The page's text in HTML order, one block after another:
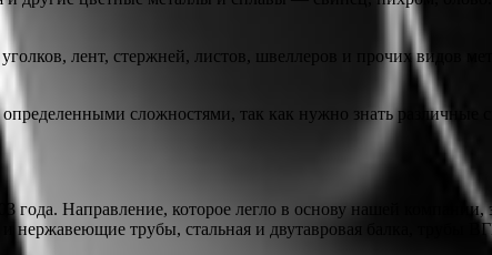
лент, стержней, листов, швеллеров и прочих видов
сложностями, так как нужно знать
года. Направление, которое легло в основу нашей
нержавеющие трубы, стальная и двутавровая балка, трубы